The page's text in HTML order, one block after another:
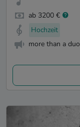
ab 3200 €
Hochzeit
more than a duo